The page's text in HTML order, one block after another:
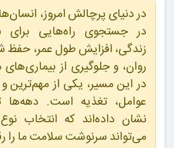
در دنیای پرچالش امروز،
در جستجوی راه‌هایی برای
زندگی، افزایش طول عمر، حفظ
روان، و جلوگیری از
در این مسیر، یکی از مهم‌ترین و
عوامل، تغذیه است. دهه‌ها
نشان داده‌اند که انتخاب
می‌تواند سرنوشت سلامت ما را